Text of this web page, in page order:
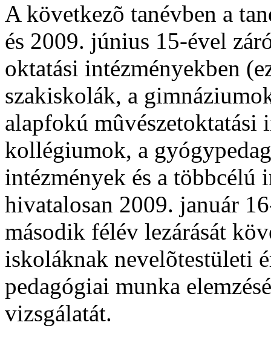
A következõ tanévben a
és 2009. június 15-ével
oktatási intézményekben
szakiskolák, a
alapfokú mûvészetoktatási
kollégiumok, a
intézmények és a többcélú
hivatalosan 2009. január
második félév lezárását
iskoláknak nevelõtestületi
pedagógiai munka
vizsgálatát.